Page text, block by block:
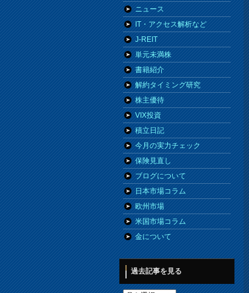
ニュース
IT・アクセス解析など
J-REIT
単元未満株
書籍紹介
解約タイミング研究
株主優待
VIX投資
積立日記
今月の実力チェック
保険見直し
ブログについて
日本市場コラム
欧州市場
米国市場コラム
金について
過去記事を見る